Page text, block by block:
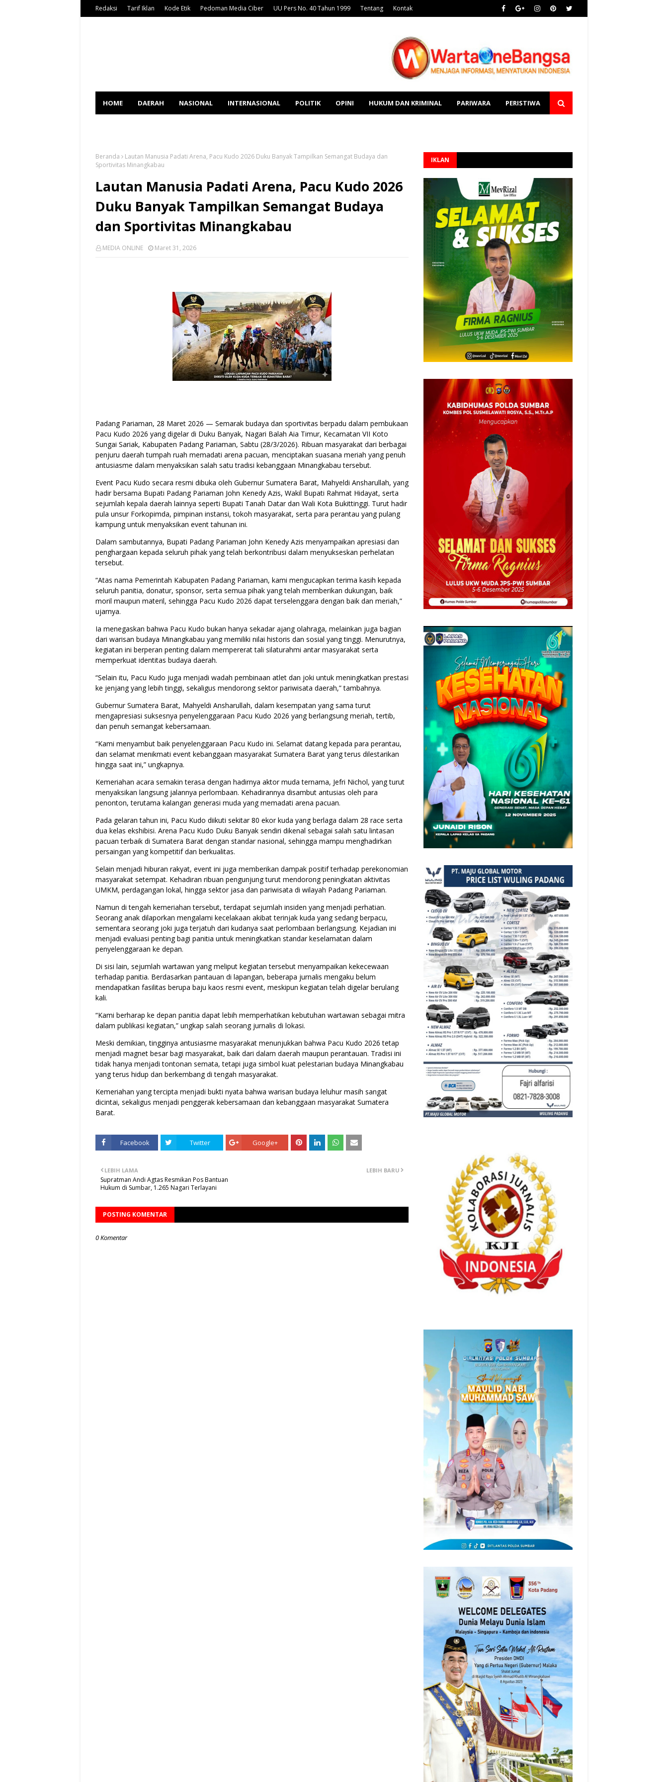
Redaksi Tarif Iklan Kode Etik Pedoman Media Ciber UU Pers No. 40 Tahun 1999 Tentang Kontak
HOME DAERAH NASIONAL INTERNASIONAL POLITIK OPINI HUKUM DAN KRIMINAL PARIWARA PERISTIWA
Beranda
Lautan Manusia Padati Arena, Pacu Kudo 2026 Duku Banyak Tampilkan Semangat Budaya dan
Sportivitas Minangkabau
Lautan Manusia Padati Arena, Pacu Kudo 2026
Duku Banyak Tampilkan Semangat Budaya
dan Sportivitas Minangkabau
MEDIA ONLINE Maret 31, 2026
Padang Pariaman, 28 Maret 2026 — Semarak budaya dan sportivitas berpadu dalam pembukaan
Pacu Kudo 2026 yang digelar di Duku Banyak, Nagari Balah Aia Timur, Kecamatan VII Koto
Sungai Sariak, Kabupaten Padang Pariaman, Sabtu (28/3/2026). Ribuan masyarakat dari berbagai
penjuru daerah tumpah ruah memadati arena pacuan, menciptakan suasana meriah yang penuh
antusiasme dalam menyaksikan salah satu tradisi kebanggaan Minangkabau tersebut.
Event Pacu Kudo secara resmi dibuka oleh Gubernur Sumatera Barat, Mahyeldi Ansharullah, yang
hadir bersama Bupati Padang Pariaman John Kenedy Azis, Wakil Bupati Rahmat Hidayat, serta
sejumlah kepala daerah lainnya seperti Bupati Tanah Datar dan Wali Kota Bukittinggi. Turut hadir
pula unsur Forkopimda, pimpinan instansi, tokoh masyarakat, serta para perantau yang pulang
kampung untuk menyaksikan event tahunan ini.
Dalam sambutannya, Bupati Padang Pariaman John Kenedy Azis menyampaikan apresiasi dan
penghargaan kepada seluruh pihak yang telah berkontribusi dalam menyukseskan perhelatan
tersebut.
“Atas nama Pemerintah Kabupaten Padang Pariaman, kami mengucapkan terima kasih kepada
seluruh panitia, donatur, sponsor, serta semua pihak yang telah memberikan dukungan, baik
moril maupun materil, sehingga Pacu Kudo 2026 dapat terselenggara dengan baik dan meriah,”
ujarnya.
Ia menegaskan bahwa Pacu Kudo bukan hanya sekadar ajang olahraga, melainkan juga bagian
dari warisan budaya Minangkabau yang memiliki nilai historis dan sosial yang tinggi. Menurutnya,
kegiatan ini berperan penting dalam mempererat tali silaturahmi antar masyarakat serta
memperkuat identitas budaya daerah.
“Selain itu, Pacu Kudo juga menjadi wadah pembinaan atlet dan joki untuk meningkatkan prestasi
ke jenjang yang lebih tinggi, sekaligus mendorong sektor pariwisata daerah,” tambahnya.
Gubernur Sumatera Barat, Mahyeldi Ansharullah, dalam kesempatan yang sama turut
mengapresiasi suksesnya penyelenggaraan Pacu Kudo 2026 yang berlangsung meriah, tertib,
dan penuh semangat kebersamaan.
“Kami menyambut baik penyelenggaraan Pacu Kudo ini. Selamat datang kepada para perantau,
dan selamat menikmati event kebanggaan masyarakat Sumatera Barat yang terus dilestarikan
hingga saat ini,” ungkapnya.
Kemeriahan acara semakin terasa dengan hadirnya aktor muda ternama, Jefri Nichol, yang turut
menyaksikan langsung jalannya perlombaan. Kehadirannya disambut antusias oleh para
penonton, terutama kalangan generasi muda yang memadati arena pacuan.
Pada gelaran tahun ini, Pacu Kudo diikuti sekitar 80 ekor kuda yang berlaga dalam 28 race serta
dua kelas ekshibisi. Arena Pacu Kudo Duku Banyak sendiri dikenal sebagai salah satu lintasan
pacuan terbaik di Sumatera Barat dengan standar nasional, sehingga mampu menghadirkan
persaingan yang kompetitif dan berkualitas.
Selain menjadi hiburan rakyat, event ini juga memberikan dampak positif terhadap perekonomian
masyarakat setempat. Kehadiran ribuan pengunjung turut mendorong peningkatan aktivitas
UMKM, perdagangan lokal, hingga sektor jasa dan pariwisata di wilayah Padang Pariaman.
Namun di tengah kemeriahan tersebut, terdapat sejumlah insiden yang menjadi perhatian.
Seorang anak dilaporkan mengalami kecelakaan akibat terinjak kuda yang sedang berpacu,
sementara seorang joki juga terjatuh dari kudanya saat perlombaan berlangsung. Kejadian ini
menjadi evaluasi penting bagi panitia untuk meningkatkan standar keselamatan dalam
penyelenggaraan ke depan.
Di sisi lain, sejumlah wartawan yang meliput kegiatan tersebut menyampaikan kekecewaan
terhadap panitia. Berdasarkan pantauan di lapangan, beberapa jurnalis mengaku belum
mendapatkan fasilitas berupa baju kaos resmi event, meskipun kegiatan telah digelar berulang
kali.
“Kami berharap ke depan panitia dapat lebih memperhatikan kebutuhan wartawan sebagai mitra
dalam publikasi kegiatan,” ungkap salah seorang jurnalis di lokasi.
Meski demikian, tingginya antusiasme masyarakat menunjukkan bahwa Pacu Kudo 2026 tetap
menjadi magnet besar bagi masyarakat, baik dari dalam daerah maupun perantauan. Tradisi ini
tidak hanya menjadi tontonan semata, tetapi juga simbol kuat pelestarian budaya Minangkabau
yang terus hidup dan berkembang di tengah masyarakat.
Kemeriahan yang tercipta menjadi bukti nyata bahwa warisan budaya leluhur masih sangat
dicintai, sekaligus menjadi penggerak kebersamaan dan kebanggaan masyarakat Sumatera
Barat.
Facebook Twitter Google+
LEBIH BARU
LEBIH LAMA
Supratman Andi Agtas Resmikan Pos Bantuan
Hukum di Sumbar, 1.265 Nagari Terlayani
POSTING KOMENTAR
0 Komentar
IKLAN